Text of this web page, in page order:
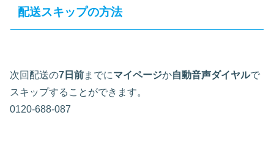
配送スキップの方法
次回配送の7日前までにマイページか自動音声ダイヤルで
スキップすることができます。
0120-688-087